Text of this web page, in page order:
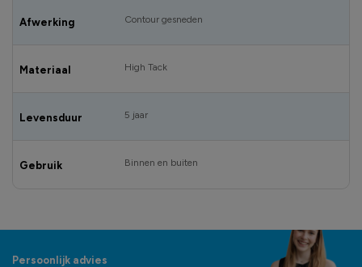
Afwerking Contour gesneden
Materiaal High Tack
Levensduur 5 jaar
Gebruik Binnen en buiten
Persoonlijk advies